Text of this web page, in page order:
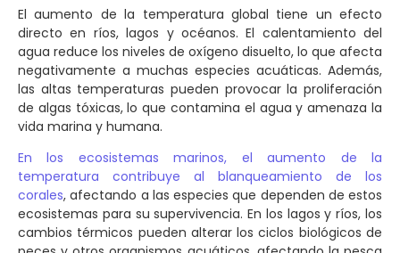
El aumento de la temperatura global tiene un efecto
directo en ríos, lagos y océanos. El calentamiento del
agua reduce los niveles de oxígeno disuelto, lo que afecta
negativamente a muchas especies acuáticas. Además,
las altas temperaturas pueden provocar la proliferación
de algas tóxicas, lo que contamina el agua y amenaza la
vida marina y humana.
En los ecosistemas marinos, el aumento de la
temperatura contribuye al blanqueamiento de los
corales, afectando a las especies que dependen de estos
ecosistemas para su supervivencia. En los lagos y ríos, los
cambios térmicos pueden alterar los ciclos biológicos de